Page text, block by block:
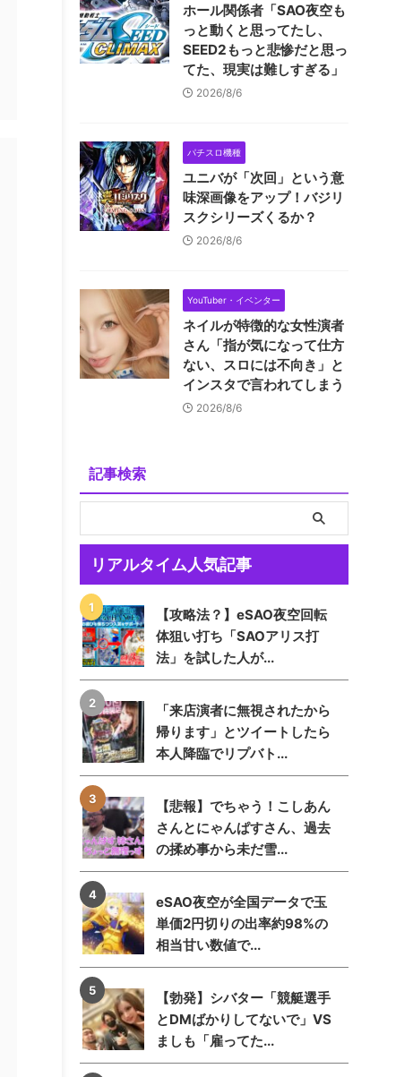
ホール関係者「SAO夜空も
っと動くと思ってたし、
SEED2もっと悲惨だと思っ
てた、現実は難しすぎる」
2026/8/6
パチスロ機種
ユニバが「次回」という意
味深画像をアップ！バジリ
スクシリーズくるか？
2026/8/6
YouTuber・イベンター
ネイルが特徴的な女性演者
さん「指が気になって仕方
ない、スロには不向き」と
インスタで言われてしまう
2026/8/6
記事検索
リアルタイム人気記事
【攻略法？】eSAO夜空回転
体狙い打ち「SAOアリス打
法」を試した人が...
「来店演者に無視されたから
帰ります」とツイートしたら
本人降臨でリプバト...
【悲報】でちゃう！こしあん
さんとにゃんぱすさん、過去
の揉め事から未だ雪...
eSAO夜空が全国データで玉
単価2円切りの出率約98%の
相当甘い数値で...
【勃発】シバター「競艇選手
とDMばかりしてないで」VS
ましも「雇ってた...